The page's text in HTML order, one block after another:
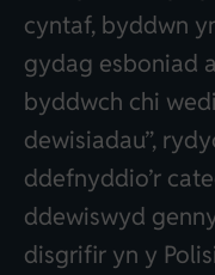
cyntaf, byddwn
gydag esboniad
byddwch chi
dewisiadau”,
ddefnyddio’r
ddewiswyd
disgrifir yn y